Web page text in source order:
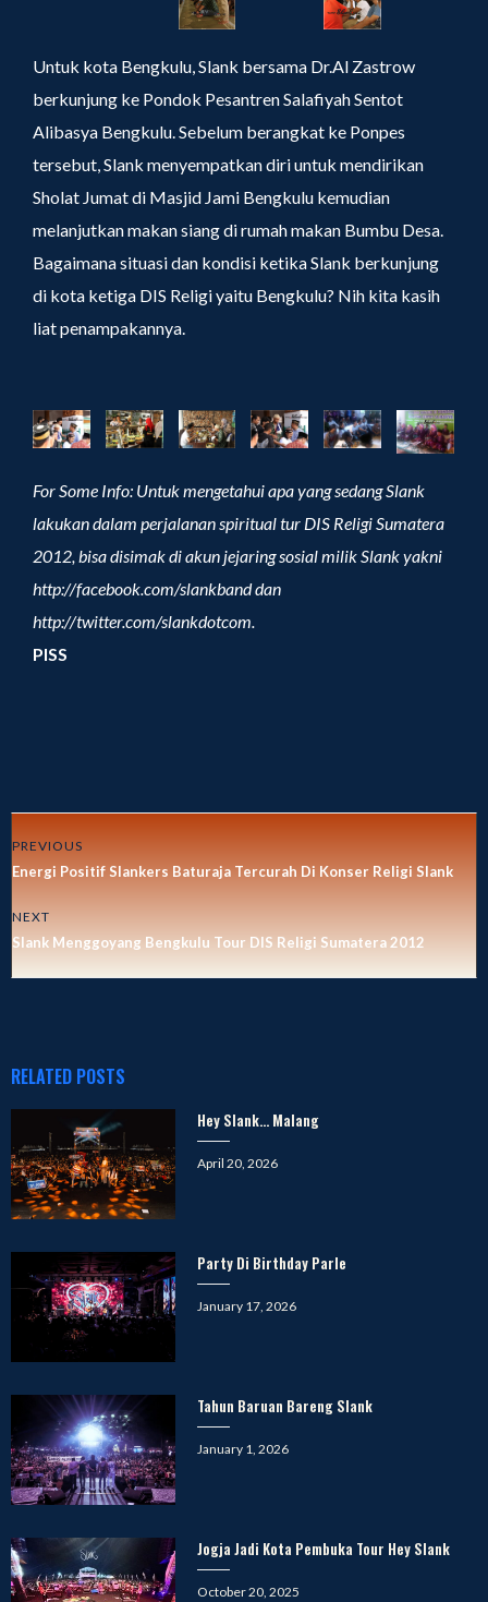
Untuk kota Bengkulu, Slank bersama Dr.Al Zastrow
berkunjung ke Pondok Pesantren Salafiyah Sentot
Alibasya Bengkulu. Sebelum berangkat ke Ponpes
tersebut, Slank menyempatkan diri untuk mendirikan
Sholat Jumat di Masjid Jami Bengkulu kemudian
melanjutkan makan siang di rumah makan Bumbu Desa.
Bagaimana situasi dan kondisi ketika Slank berkunjung
di kota ketiga DIS Religi yaitu Bengkulu? Nih kita kasih
liat penampakannya.
For Some Info: Untuk mengetahui apa yang sedang Slank
lakukan dalam perjalanan spiritual tur DIS Religi Sumatera
2012, bisa disimak di akun jejaring sosial milik Slank yakni
http://facebook.com/slankband dan
http://twitter.com/slankdotcom.
PISS
PREVIOUS
Energi Positif Slankers Baturaja Tercurah Di Konser Religi Slank
NEXT
Slank Menggoyang Bengkulu Tour DIS Religi Sumatera 2012
RELATED POSTS
Hey Slank… Malang
Posted
April 20, 2026
Party Di Birthday Parle
Posted
January 17, 2026
Tahun Baruan Bareng Slank
Posted
January 1, 2026
Jogja Jadi Kota Pembuka Tour Hey Slank
Posted
October 20, 2025